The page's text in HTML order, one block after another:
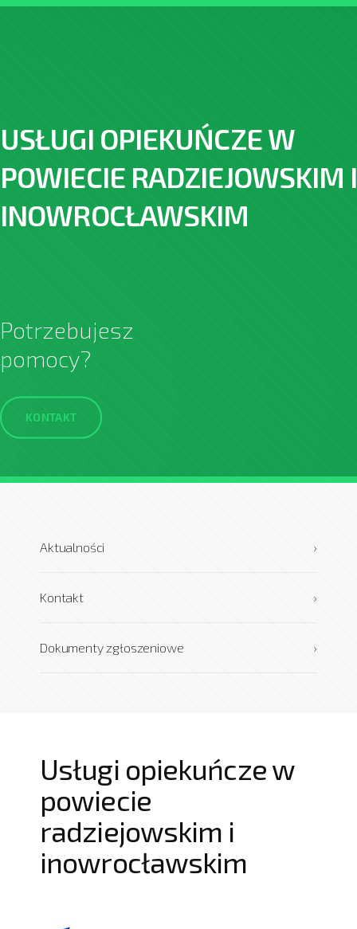
USŁUGI OPIEKUŃCZE W
POWIECIE RADZIEJOWSKIM I
INOWROCŁAWSKIM
Potrzebujesz
pomocy?
KONTAKT
›
Aktualności
›
Kontakt
›
Dokumenty zgłoszeniowe
Usługi opiekuńcze w
powiecie
radziejowskim i
inowrocławskim